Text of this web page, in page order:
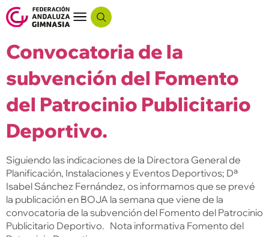
Convocatoria de la
subvención del Fomento
del Patrocinio Publicitario
Deportivo.
Siguiendo las indicaciones de la Directora General de
Planificación, Instalaciones y Eventos Deportivos; Dª
Isabel Sánchez Fernández, os informamos que se prevé
la publicación en BOJA la semana que viene de la
convocatoria de la subvención del Fomento del Patrocinio
Publicitario Deportivo. Nota informativa Fomento del